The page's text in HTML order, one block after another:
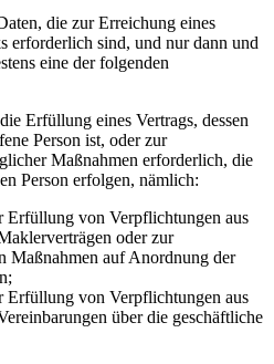
die zur Erreichung eines
erforderlich sind, und nur dann und
eine der folgenden
Erfüllung eines Vertrags, dessen
Person ist, oder zur
Maßnahmen erforderlich, die
Person erfolgen, nämlich:
Erfüllung von Verpflichtungen aus
oder zur
Maßnahmen auf Anordnung der
Erfüllung von Verpflichtungen aus
über die geschäftliche